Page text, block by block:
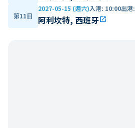
第11日
2027-05-15 (週六)入港: 10:00出港:
阿利坎特, 西班牙open_in_new